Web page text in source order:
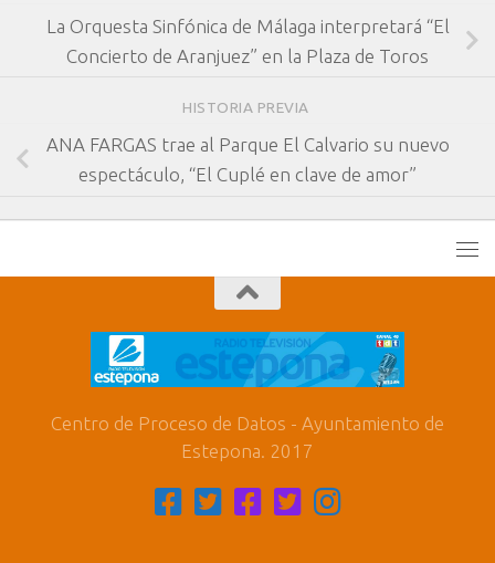
La Orquesta Sinfónica de Málaga interpretará “El
Concierto de Aranjuez” en la Plaza de Toros
HISTORIA PREVIA
ANA FARGAS trae al Parque El Calvario su nuevo
espectáculo, “El Cuplé en clave de amor”
Centro de Proceso de Datos - Ayuntamiento de
Estepona. 2017